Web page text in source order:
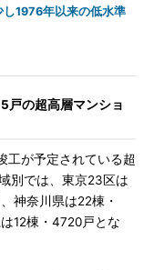
1976年以来の低水準
戸の超高層マンショ
工が予定されている超
別では、東京23区は
神奈川県は22棟・
12棟・4720戸とな